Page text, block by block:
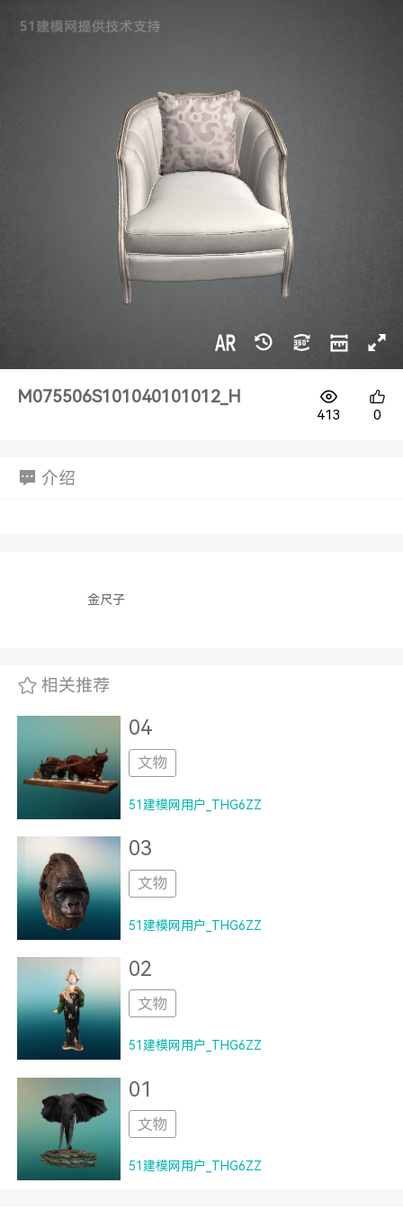
1688
M075506S101040101012_H
413 0
介绍
金尺子
相关推荐
04
文物
51建模网用户_THG6ZZ
03
文物
51建模网用户_THG6ZZ
02
文物
51建模网用户_THG6ZZ
01
文物
51建模网用户_THG6ZZ